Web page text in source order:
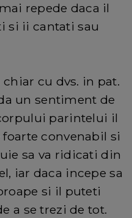
repede daca il
si ii cantati sau
cu dvs. in pat.
un sentiment de
parintelui il
convenabil si
sa va ridicati din
iar daca incepe sa
si il puteti
a se trezi de tot.